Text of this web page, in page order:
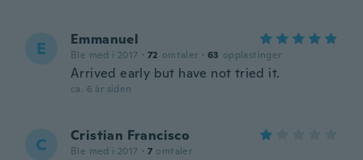
E Emmanuel
Ble med i 2017 · 72 omtaler · 63 opplastinger
Arrived early but have not tried it.
ca. 6 år siden
C Cristian Francisco
Ble med i 2017 · 7 omtaler